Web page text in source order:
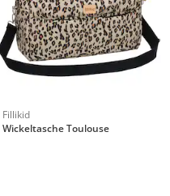
Fillikid
Wickeltasche Toulouse